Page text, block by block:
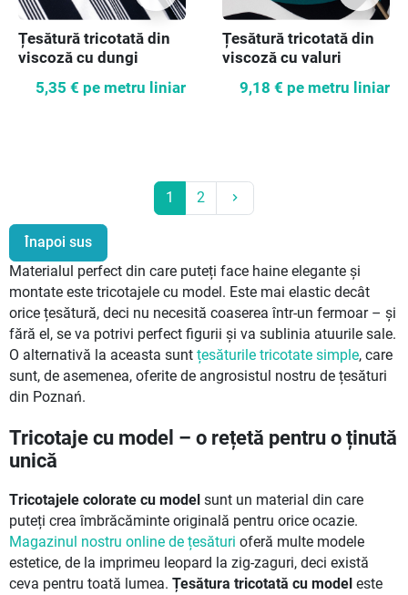
Țesătură tricotată din
viscoză cu dungi
5,35 € pe metru liniar
Țesătură tricotată din
viscoză cu valuri
9,18 € pe metru liniar
1 2 keyboard_arrow_right
Înapoi sus
Materialul perfect din care puteți face haine elegante și
montate este tricotajele cu model. Este mai elastic decât
orice țesătură, deci nu necesită coaserea într-un fermoar – și
fără el, se va potrivi perfect figurii și va sublinia atuurile sale.
O alternativă la aceasta sunt țesăturile tricotate simple, care
sunt, de asemenea, oferite de angrosistul nostru de țesături
din Poznań.
Tricotaje cu model – o rețetă pentru o ținută
unică
Tricotajele colorate cu model sunt un material din care
puteți crea îmbrăcăminte originală pentru orice ocazie.
Magazinul nostru online de țesături oferă multe modele
estetice, de la imprimeu leopard la zig-zaguri, deci există
ceva pentru toată lumea. Țesătura tricotată cu model este